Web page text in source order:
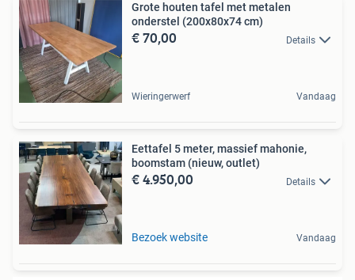
Grote houten tafel met metalen
onderstel (200x80x74 cm)
€ 70,00 Details
Wieringerwerf Vandaag
Eettafel 5 meter, massief mahonie,
boomstam (nieuw, outlet)
€ 4.950,00 Details
Bezoek website Vandaag